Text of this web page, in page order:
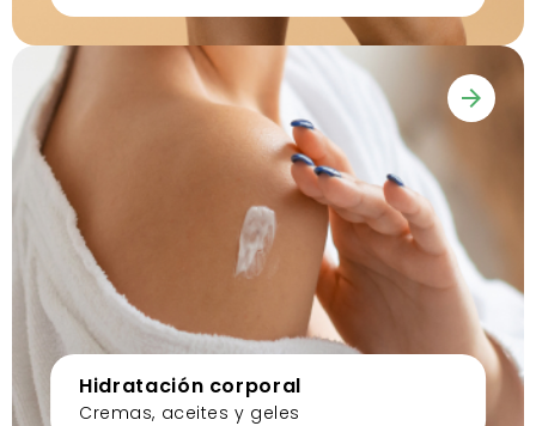
Hidratación corporal
Cremas, aceites y geles